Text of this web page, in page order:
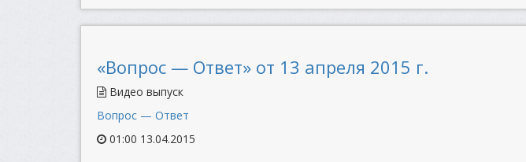
«Вопрос — Ответ» от 13 апреля 2015 г.
Видео выпуск
Вопрос — Ответ
01:00 13.04.2015